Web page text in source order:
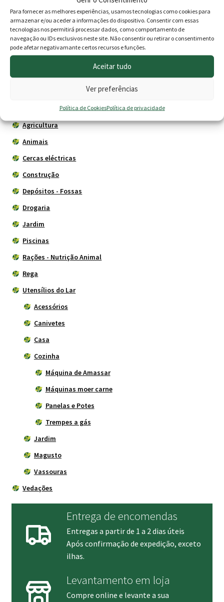
Para fornecer as melhores experiências, usamos tecnologias como cookies para
armazenar e/ou aceder a informações do dispositivo. Consentir com essas
tecnologias nos permitirá processar dados, como comportamento de
navegação ou IDs exclusivos neste site. Não consentir ou retirar o consentimento
pode afetar negativamante certos recursos e funções.
Aceitar tudo
Ver preferências
Política de CookiesPolítica de privacidade
Abano para Fogareiro
2.20€
Adicionar
Creolina Belnorte
5.80€–18.80 €
Ver opções
be
chosen
on
the
page
Agricultura
Animais
Cercas eléctricas
Construção
Depósitos - Fossas
Drogaria
Jardim
Piscinas
Rações - Nutrição Animal
Rega
Utensílios do Lar
Acessórios
Canivetes
Casa
Cozinha
Máquina de Amassar
Máquinas moer carne
Panelas e Potes
Trempes a gás
Jardim
Magusto
Vassouras
Vedações
Entrega de encomendas
Entregas a partir de 1 a 2 dias úteis
Após confirmação de expedição, exceto
ilhas.
Levantamento em loja
Compre online e levante a sua